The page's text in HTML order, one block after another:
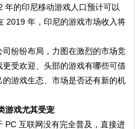
年的印尼移动游戏人口预计可以
2019 年，印尼的游戏市场收入将
纷纷布局，力图在激烈的市场竞
受欢迎、头部的游戏有哪些可借
游戏生态、市场是否还有新的机
游戏尤其受宠
PC 互联网没有完全普及，直接进